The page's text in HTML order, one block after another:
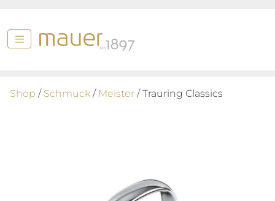
Shop / Schmuck / Meister / Trauring Classics